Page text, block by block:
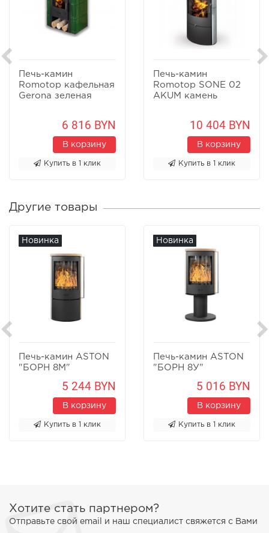
Печь-камин
Romotop кафельная
Gerona зеленая
6 816 BYN
В корзину
Купить в 1 клик
Печь-камин
Romotop SONE 02
AKUM камень
10 404 BYN
В корзину
Купить в 1 клик
Другие товары
Новинка
Печь-камин ASTON
"БОРН 8М"
5 244 BYN
В корзину
Купить в 1 клик
Новинка
Печь-камин ASTON
"БОРН 8У"
5 016 BYN
В корзину
Купить в 1 клик
Хотите стать партнером?
Отправьте свой email и наш специалист свяжется с Вами